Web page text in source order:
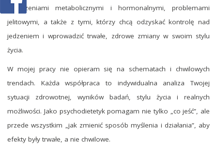
zaburzeniami metabolicznymi i hormonalnymi, problemami
jelitowymi, a także z tymi, którzy chcą odzyskać kontrolę nad
jedzeniem i wprowadzić trwałe, zdrowe zmiany w swoim stylu
życia.
W mojej pracy nie opieram się na schematach i chwilowych
trendach. Każda współpraca to indywidualna analiza Twojej
sytuacji zdrowotnej, wyników badań, stylu życia i realnych
możliwości. Jako psychodietetyk pomagam nie tylko „co jeść”, ale
przede wszystkim „jak zmienić sposób myślenia i działania”, aby
efekty były trwałe, a nie chwilowe.